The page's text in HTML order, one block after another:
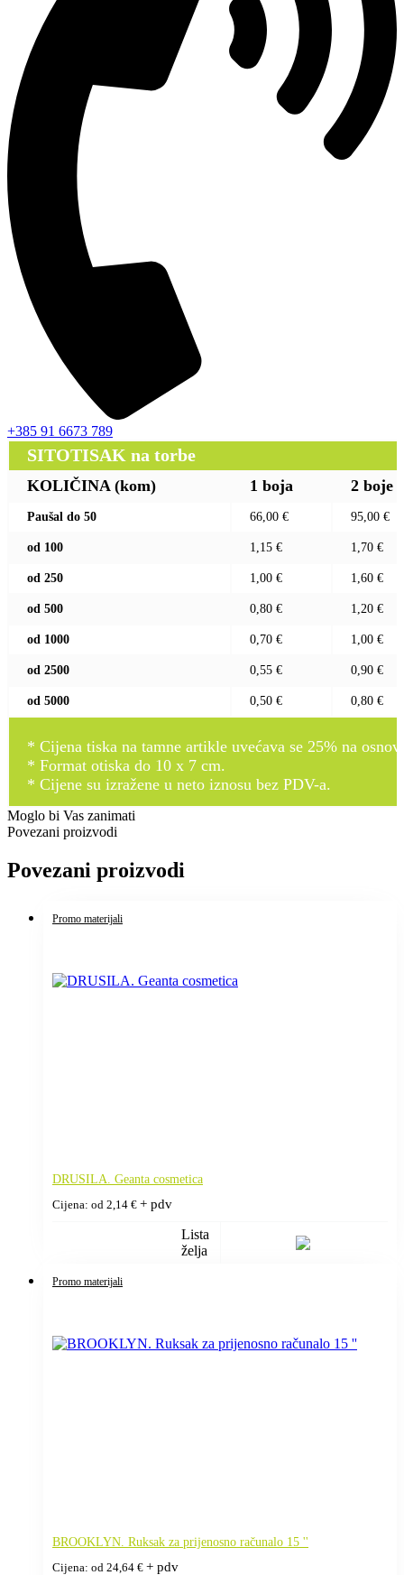
+385 91 6673 789
SITOTISAK na torbe
KOLIČINA (kom) 1 boja 2 boje
Paušal do 50 66,00 € 95,00 €
od 100 1,15 € 1,70 €
od 250 1,00 € 1,60 €
od 500 0,80 € 1,20 €
od 1000 0,70 € 1,00 €
od 2500 0,55 € 0,90 €
od 5000 0,50 € 0,80 €
* Cijena tiska na tamne artikle uvećava se 25% na
* Format otiska do 10 x 7 cm.
* Cijene su izražene u neto iznosu bez PDV-a.
Moglo bi Vas zanimati
Povezani proizvodi
Povezani proizvodi
Promo materijali
DRUSILA. Geanta cosmetica
Cijena: od 2,14 € + pdv
Lista
želja
Promo materijali
BROOKLYN. Ruksak za prijenosno računalo 15 ''
Cijena: od 24,64 € + pdv